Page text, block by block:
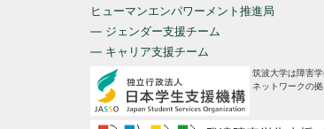
ヒューマンエンパワーメント推進局
— ジェンダー支援チーム
— キャリア支援チーム
筑波大学は障害
ネットワークの